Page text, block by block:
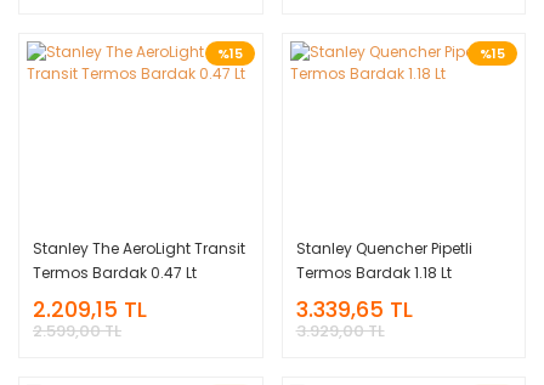
%15
Stanley The AeroLight Transit
Termos Bardak 0.47 Lt
2.209,15 TL
2.599,00 TL
%15
Stanley Quencher Pipetli
Termos Bardak 1.18 Lt
3.339,65 TL
3.929,00 TL